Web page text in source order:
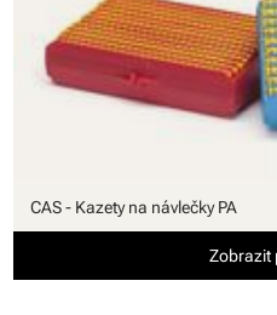
CAS - Kazety na návlečky PA
Zobrazit